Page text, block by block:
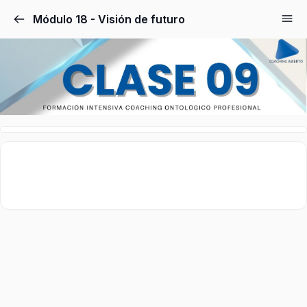
Módulo 18 - Visión de futuro